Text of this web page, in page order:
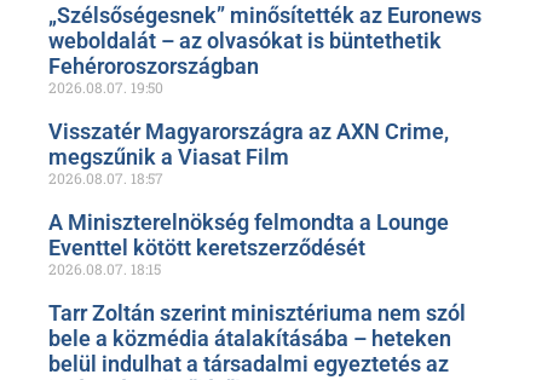
„Szélsőségesnek” minősítették az Euronews
weboldalát – az olvasókat is büntethetik
Fehéroroszországban
2026.08.07. 19:50
Visszatér Magyarországra az AXN Crime,
megszűnik a Viasat Film
2026.08.07. 18:57
A Miniszterelnökség felmondta a Lounge
Eventtel kötött keretszerződését
2026.08.07. 18:15
Tarr Zoltán szerint minisztériuma nem szól
bele a közmédia átalakításába – heteken
belül indulhat a társadalmi egyeztetés az